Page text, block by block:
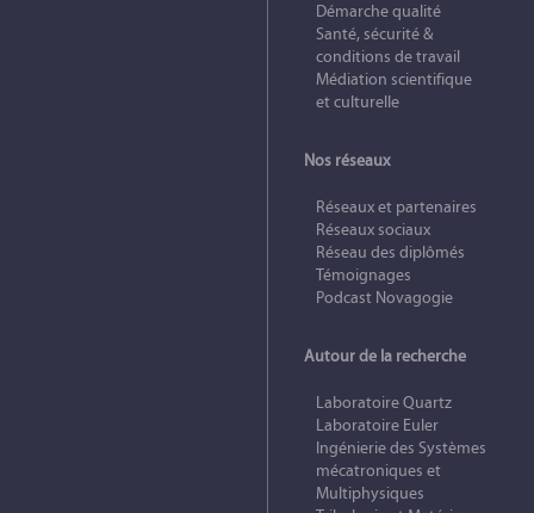
Démarche qualité
Santé, sécurité &
conditions de travail
Médiation scientifique
et culturelle
Nos réseaux
Réseaux et partenaires
Réseaux sociaux
Réseau des diplômés
Témoignages
Podcast Novagogie
Autour de la recherche
Laboratoire Quartz
Laboratoire Euler
Ingénierie des Systèmes
mécatroniques et
Multiphysiques